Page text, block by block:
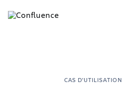
CAS